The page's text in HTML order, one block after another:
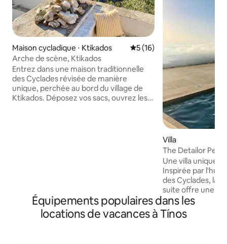
Maison cycladique ⋅ Ktikados Évaluation moyenne sur la
5 (16)
Arche de scène, Ktikados
Entrez dans une maison traditionnelle
des Cyclades révisée de manière
unique, perchée au bord du village de
Ktikados. Déposez vos sacs, ouvrez les
locaux uniques à l'île et après le coucher
du soleil, des visites au clair de lune des
moutons de la vallée.
Villa
The Detailor
3BR/3BA
Une villa unique
Inspirée par
des Cyclades, la
suite offre une
mer Égée. La villa dispose d'un coin
salon/salle à
qui peut être
Équipements populaires dans les
locations de vacances à Tínos